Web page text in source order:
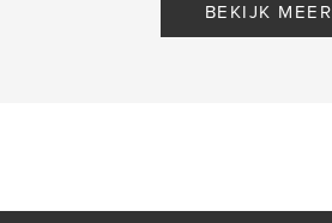
BEKIJK MEER